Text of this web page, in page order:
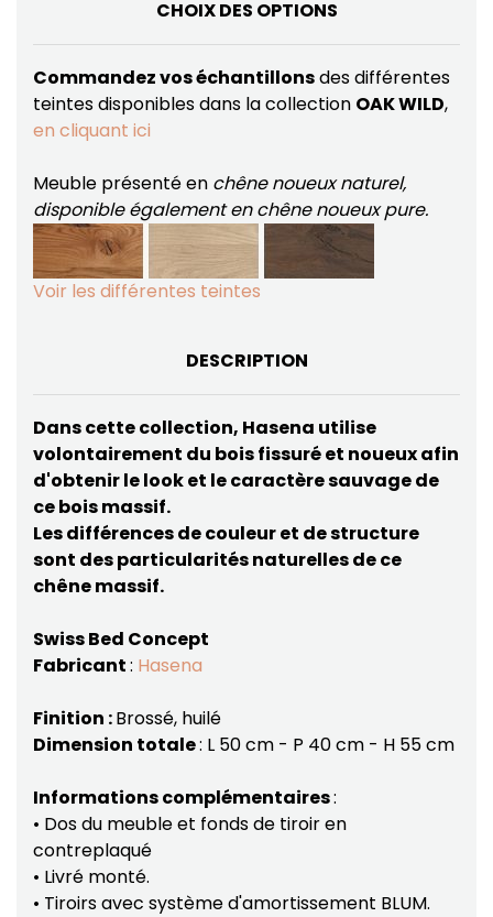
CHOIX DES OPTIONS
Commandez vos échantillonsdes différentes
teintes disponibles dans la collection OAK WILD,
en cliquant ici
Meuble présenté en chêne noueux naturel,
disponible également en chêne noueux pure.
Voir les différentes teintes
DESCRIPTION
Dans cette collection, Hasena utilise
volontairement du bois fissuré et noueux afin
d'obtenir le look et le caractère sauvage de
ce bois massif.
Les différences de couleur et de structure
sont des particularités naturelles de ce
chêne massif.
Swiss Bed Concept
Fabricant: Hasena
Finition :Brossé, huilé
Dimension totale: L 50 cm - P 40 cm - H 55 cm
Informations complémentaires:
• Dos du meuble et fonds de tiroir en
contreplaqué
• Livré monté.
• Tiroirs avec système d'amortissement BLUM.